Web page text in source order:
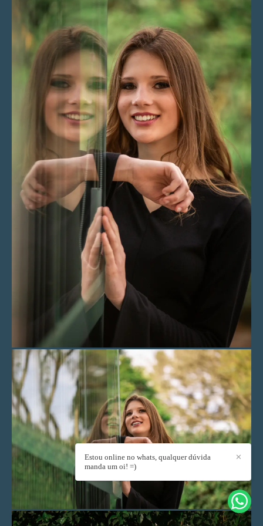
✕
Estou online no whats, qualquer dúvida
manda um oi! =)